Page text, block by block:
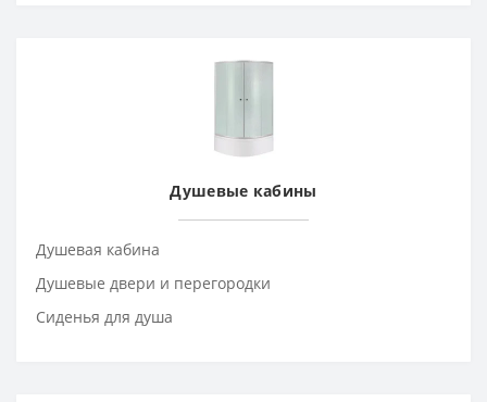
Душевые кабины
Душевая кабина
Душевые двери и перегородки
Сиденья для душа